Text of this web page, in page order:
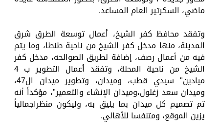
ماضي، السكرتير العام المساعد.
وتفقد محافظ كفر الشيخ، أعمال توسعة الطرق شرق
المدينة، منها مدخل كفر الشيخ من ناحية طنطا، وما يتم
فيه من أعمال رصف، إضافة لطريق الصوالحه، مدخل كفر
الشيخ من ناحية المحلة، وتفقد أعمال التطوير ب 4
ميادين" سيدي قطب، وميدان، وتطوير ميدان ال47،
وميدان سعد زغلول،وميدان الإنشاء والتعمير"، مؤكداً أنه
تم تصميم كل ميدان بما يليق به، وليكون منظراجمالياً
يزين الموقع، ومتنفسا للأهالي.